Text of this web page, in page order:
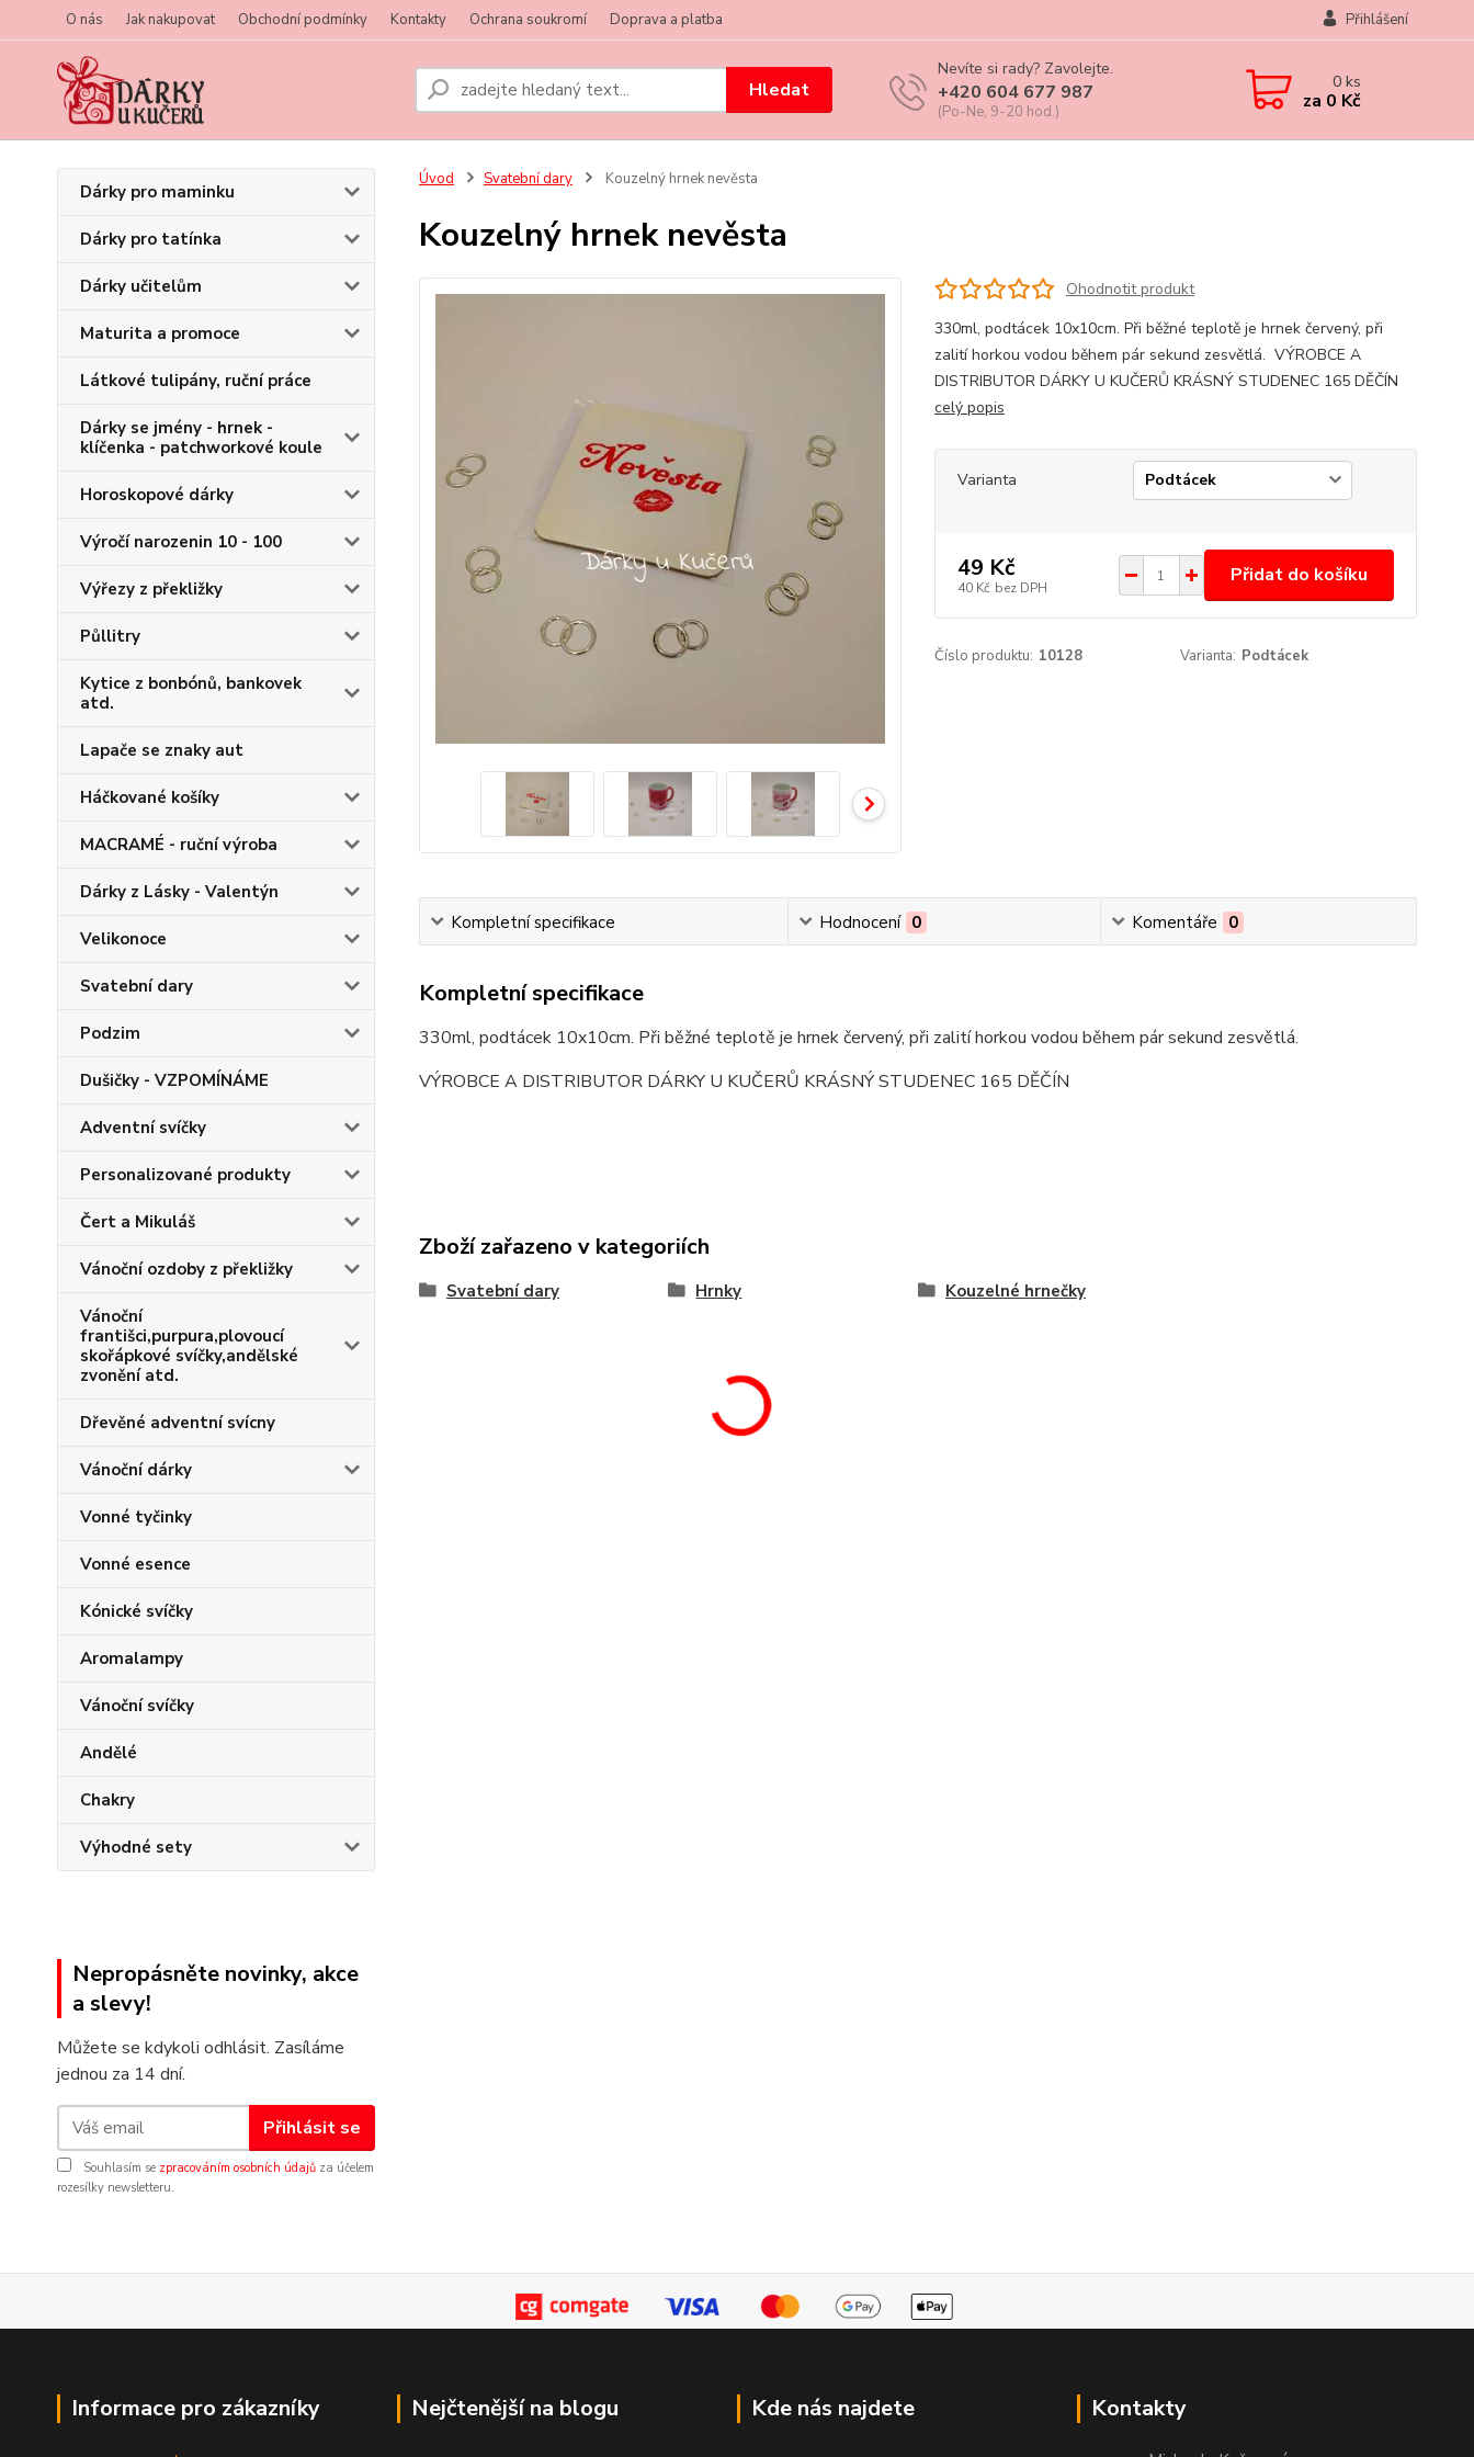
O nás Jak nakupovat Obchodní podmínky Kontakty Ochrana soukromí Doprava a platba Přihlášení
Hledat
Nevíte si rady? Zavolejte.
+420 604 677 987
(Po-Ne, 9-20 hod.)
0ks
za 0 Kč
Dárky pro maminku
Dárky pro tatínka
Dárky učitelům
Maturita a promoce
Látkové tulipány, ruční práce
Dárky se jmény - hrnek -
klíčenka - patchworkové koule
Horoskopové dárky
Výročí narozenin 10 - 100
Výřezy z překližky
Půllitry
Kytice z bonbónů, bankovek
atd.
Lapače se znaky aut
Háčkované košíky
MACRAMÉ - ruční výroba
Dárky z Lásky - Valentýn
Velikonoce
Svatební dary
Podzim
Dušičky - VZPOMÍNÁME
Adventní svíčky
Personalizované produkty
Čert a Mikuláš
Vánoční ozdoby z překližky
Vánoční
františci,purpura,plovoucí
skořápkové svíčky,andělské
zvonění atd.
Dřevěné adventní svícny
Vánoční dárky
Vonné tyčinky
Vonné esence
Kónické svíčky
Aromalampy
Vánoční svíčky
Andělé
Chakry
Výhodné sety
Nepropásněte novinky, akce
a slevy!
Můžete se kdykoli odhlásit. Zasíláme
jednou za 14 dní.
Přihlásit se
Souhlasím se zpracováním osobních údajů za účelem
rozesílky newsletteru.
Úvod Svatební dary Kouzelný hrnek nevěsta
Kouzelný hrnek nevěsta
Ohodnotit produkt
330ml, podtácek 10x10cm. Při běžné teplotě je hrnek červený, při
zalití horkou vodou během pár sekund zesvětlá. VÝROBCE A
DISTRIBUTOR DÁRKY U KUČERŮ KRÁSNÝ STUDENEC 165 DĚČÍN
celý popis
Varianta
49 Kč
40 Kč bez DPH
Přidat do košíku
Číslo produktu: 10128 Varianta: Podtácek
Kompletní specifikace Hodnocení 0 Komentáře 0
Kompletní specifikace
330ml, podtácek 10x10cm. Při běžné teplotě je hrnek červený, při zalití horkou vodou během pár sekund zesvětlá.
VÝROBCE A DISTRIBUTOR DÁRKY U KUČERŮ KRÁSNÝ STUDENEC 165 DĚČÍN
Zboží zařazeno v kategoriích
Svatební dary Hrnky Kouzelné hrnečky
Informace pro zákazníky Nejčtenější na blogu Kde nás najdete Kontakty